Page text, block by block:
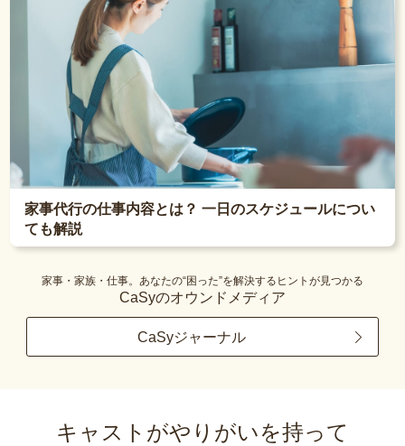
家事代行の仕事内容とは？ 一日のスケジュールについ
ても解説
家事・家族・仕事。あなたの“困った”を解決するヒントが見つかる
CaSyのオウンドメディア
CaSyジャーナル
キャストがやりがいを持って